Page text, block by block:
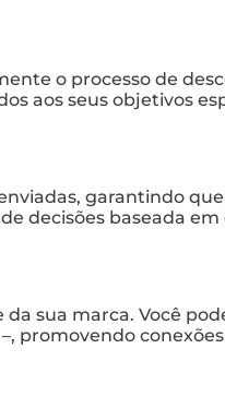
o processo de
aos seus objetivos
garantindo
decisões baseada
sua marca. Você
promovendo conexões